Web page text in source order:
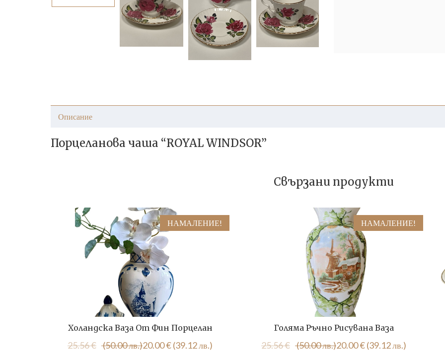
Описание
Порцеланова чаша “ROYAL WINDSOR”
Свързани продукти
НАМАЛЕНИЕ!
Холандска Ваза От Фин Порцелан
25.56€ (50.00 лв.)Original
20.00€(39.12 лв.)
Текущата
НАМАЛЕНИЕ!
Голяма Ръчно Рисувана Ваза
25.56€ (50.00 лв.)Original
20.00€(39.12 лв.)
Текущата